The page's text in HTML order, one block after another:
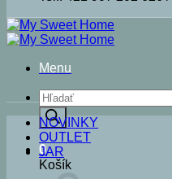
Menu
Products
search
0
Košík
NOVINKY
OUTLET
JAR